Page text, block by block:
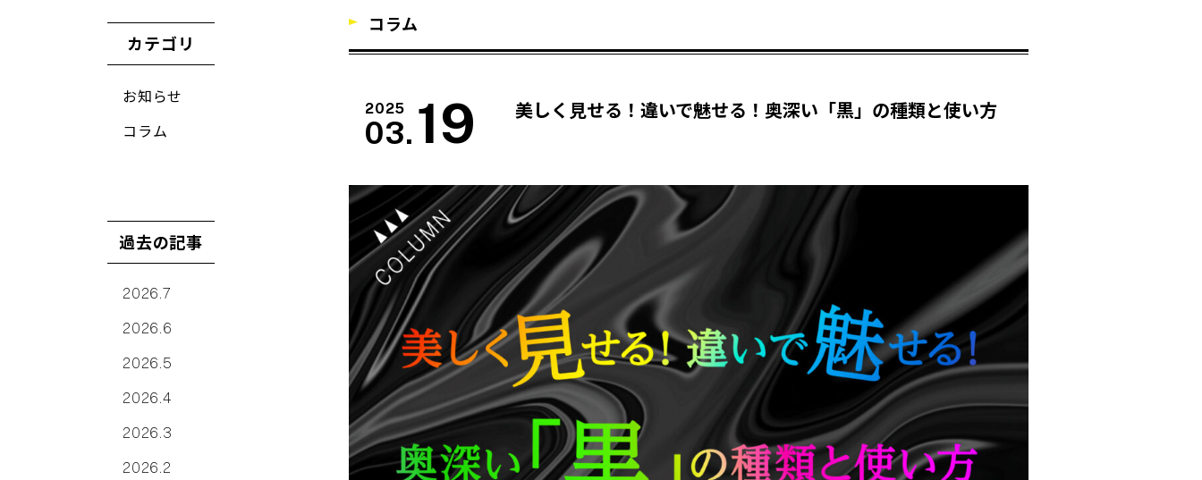
コラム
2025
03. 19 美しく見せる！違いで魅せる！奥深い「黒」の種類と使い方
カテゴリ
お知らせ
コラム
過去の記事
2026.7
2026.6
2026.5
2026.4
2026.3
2026.2